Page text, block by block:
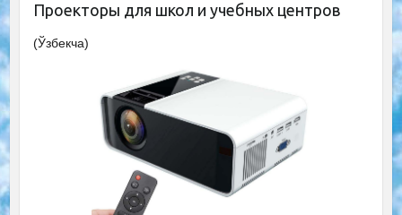
Проекторы для школ и учебных центров
(Ўзбекча)